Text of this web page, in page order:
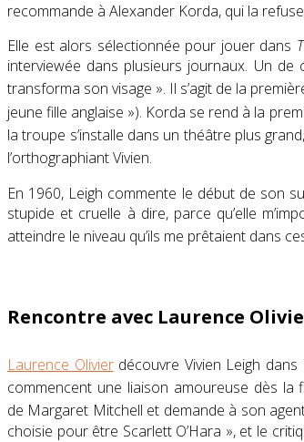
recommande à Alexander Korda, qui la
Elle est alors sélectionnée pour jouer dans
interviewée dans plusieurs journaux. Un de
transforma son visage ». Il s’agit de la
jeune fille anglaise »). Korda se rend à la
la troupe s’installe dans un théâtre plus
l’orthographiant Vivien.
En 1960, Leigh commente le début de son
stupide et cruelle à dire, parce qu’elle
atteindre le niveau qu’ils me prêtaient dans
Rencontre avec Laurence
Laurence Olivierdécouvre Vivien Leigh dans
commencent une liaison amoureuse dès la
de Margaret Mitchell et demande à son
choisie pour être Scarlett O’Hara », et le